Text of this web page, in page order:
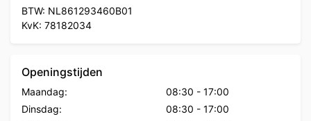
BTW: NL861293460B01
KvK: 78182034
Openingstijden
Maandag: 08:30 - 17:00
Dinsdag:
08:30 - 17:00